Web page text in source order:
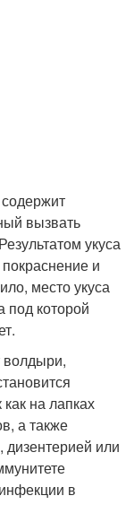
вызвать
укуса
и
место укуса
под которой
на лапках
а также
дизентерией или
в